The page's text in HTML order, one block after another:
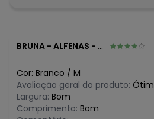
Histórico de preços
O preço apresentado abaixo é o
algum dia do mês, para o menor
agosto/2026
julho/2026
junho/2026
BRUNA - ALFENAS - MG
Cor: Branco / M
Avaliação geral do produto:
Largura: Bom
Comprimento: Bom